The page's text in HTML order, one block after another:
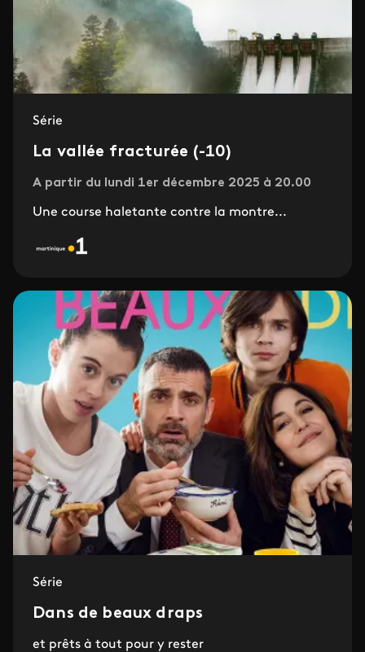
Série
La vallée fracturée (-10)
A partir du lundi 1er décembre 2025 à 20.00
Une course haletante contre la montre...
Série
Dans de beaux draps
et prêts à tout pour y rester